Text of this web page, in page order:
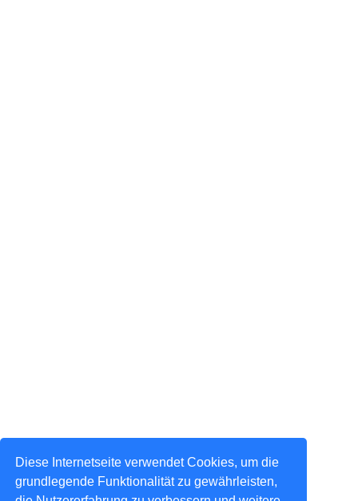
Diese Internetseite verwendet Cookies, um die
grundlegende Funktionalität zu gewährleisten,